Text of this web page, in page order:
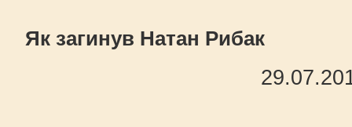
Як загинув Натан Рибак